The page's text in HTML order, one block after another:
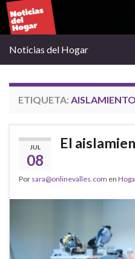
Noticias del Hogar
ETIQUETA:
JUL
08
El
Por sara@onlinevalles.com en